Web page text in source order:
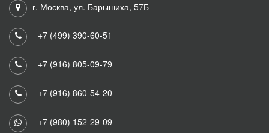
г. Москва, ул. Барышиха, 57Б
+7 (499) 390-60-51
+7 (916) 805-09-79
+7 (916) 860-54-20
+7 (980) 152-29-09